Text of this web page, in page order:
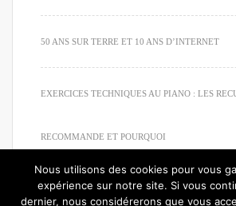
50 ANS SUR TERRE ET 10 ANS D’INTERNET
EXERCICES TECHNIQUES AU PIANO : LES
RECOMMANDE ET POURQUOI
Nous utilisons des cookies pour vous
expérience sur notre site. Si vous
dernier, nous considérerons que vous